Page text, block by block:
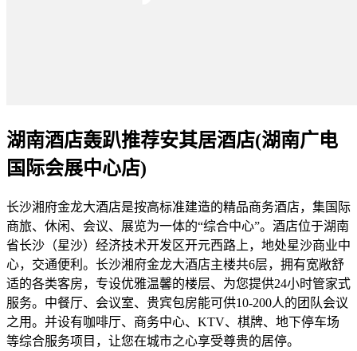
湖南酒店轰趴推荐安其居酒店(湖南广电
国际会展中心店)
长沙湘府金龙大酒店是按高标准建造的精品商务酒店，集国际
商旅、休闲、会议、展览为一体的“综合中心”。酒店位于湖南
省长沙（星沙）经济技术开发区开元西路上，地处星沙商业中
心，交通便利。长沙湘府金龙大酒店主楼共6层，拥有宽敞舒
适的各类客房，专设优雅温馨的楼层、为您提供24小时管家式
服务。中餐厅、会议室、贵宾包房能可供10-200人的团队会议
之用。并设有咖啡厅、商务中心、KTV、棋牌、地下停车场
等综合服务项目，让您在城市之心享受尊贵的居停。